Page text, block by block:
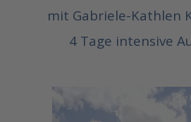
mit Gabriele-Kathlen
4 Tage intensive